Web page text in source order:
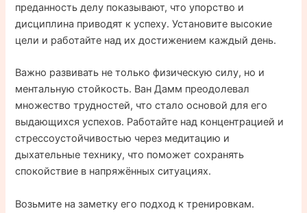
преданность делу показывают, что упорство и
дисциплина приводят к успеху. Установите высокие
цели и работайте над их достижением каждый день.
Важно развивать не только физическую силу, но и
ментальную стойкость. Ван Дамм преодолевал
множество трудностей, что стало основой для его
выдающихся успехов. Работайте над концентрацией и
стрессоустойчивостью через медитацию и
дыхательные технику, что поможет сохранять
спокойствие в напряжённых ситуациях.
Возьмите на заметку его подход к тренировкам.